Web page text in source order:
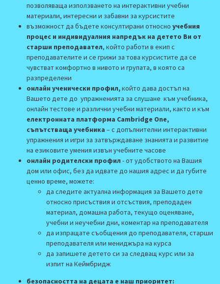
позволяваща използването на интерактивни учебни
материали, интересни и забавни за курсистите
възможност да бъдете консултирани относно учебния
процес и индивидуалния напредък на детето Ви от
старши преподавател, който работи в екип с
преподавателите и се грижи за това курсистите да се
чувстват комфортно в нивото и групата, в която са
разпределени
онлайн ученически профил,който дава достъп на
Вашето дете до упражненията за слушане към учебника,
онлайн тестове и различни учебни материали, както и към
електронната платформа Cambridge One,
съпътстваща учебника – с допълнителни интерактивни
упражнения и игри за затвърждаване знанията и развитие
на езиковите умения извън учебните часове
онлайн родителски профил - oт удобството на Вашия
дом или офис, без да идвате до нашия адрес и да губите
ценно време, можете:
да следите актуална информация за Вашето дете
относно присъствия и отсъствия, преподаден
материал, домашна работа, текущо оценяване,
учебни и неучебни дни, коментар на преподавателя
да изпращате съобщения до преподавателя, старши
преподавателя или мениджъра на курса
да запишете детето си за следващ курс или за
изпит на Кеймбридж
безопасността на децата е наш приоритет: